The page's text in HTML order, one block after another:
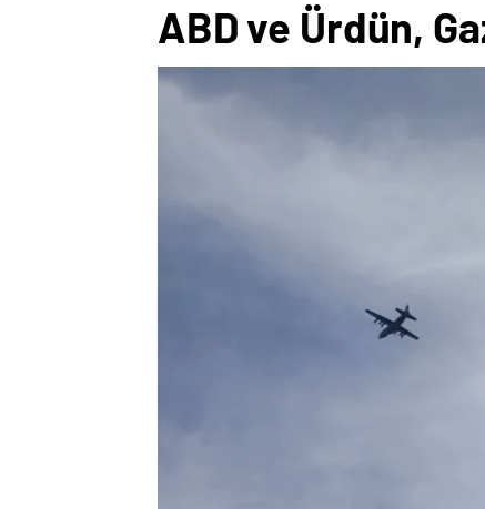
ABD ve Ürdün,